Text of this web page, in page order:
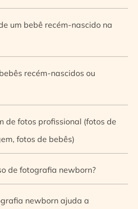
um bebê recém-nascido na
recém-nascidos ou
de fotos profissional (fotos de
fotos de bebês)
de fotografia newborn?
newborn ajuda a